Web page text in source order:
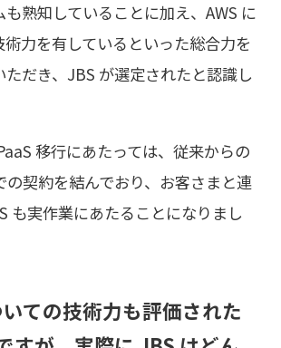
熟知していることに加え、AWS に
術力を有しているといった総合力を
ただき、JBS が選定されたと認識し
移行にあたっては、従来からの
の契約を結んでおり、お客さまと連
も実作業にあたることになりまし
ての技術力も評価された